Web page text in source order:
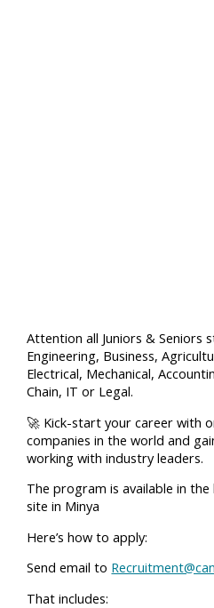
Attention all Juniors & Seniors
Engineering, Business,
Electrical, Mechanical,
Chain, IT or Legal.
🚀 Kick-start your career with
companies in the world and
working with industry leaders.
The program is available in
site in Minya
Here’s how to apply:
Send email to
That includes: